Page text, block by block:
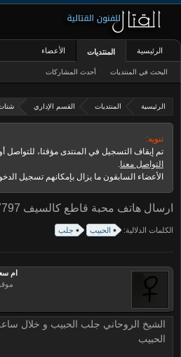
الرئيسية المنتديات القسم الإداري
تنويه:
تم إيقاف التسجيل في المنتدى مؤقتا، للتواصل
التواصل معنا.
الأعضاء السابقون ما يزال بإمكانهم تسجيل
ارسال هاتف محبة قاطع كالسيف 004917637777797
الكلمات الدلالية: الحبيب جلب
ام
الحبيب
الرئيسية المنتديات
البحث في المنتديات أحدث المشاركات
الأعضاء